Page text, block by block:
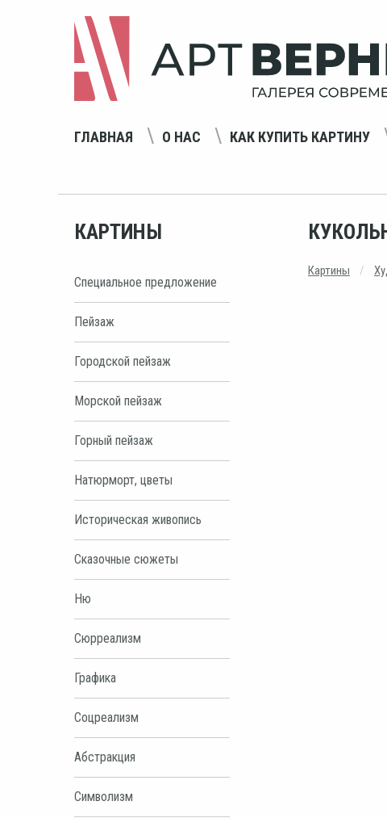
ГЛАВНАЯ О НАС КАК КУПИТЬ КАРТИНУ
КАРТИНЫ
Специальное предложение
Пейзаж
Городской пейзаж
Морской пейзаж
Горный пейзаж
Натюрморт, цветы
Историческая живопись
Сказочные сюжеты
Ню
Сюрреализм
Графика
Соцреализм
Абстракция
Символизм
Картины